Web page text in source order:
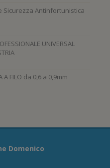
Sicurezza Antinfortunistica
UNIVERSAL
A FILO da 0,6 a 0,9mm
Domenico